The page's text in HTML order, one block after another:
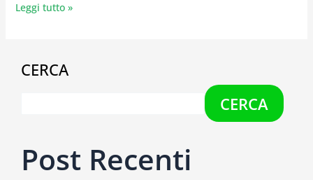
Leggi tutto »
CERCA
CERCA
Post Recenti